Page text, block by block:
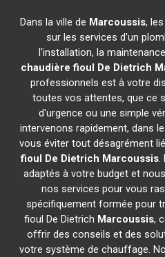
Dans la ville de Marcoussis,
sur les services d'un
l'installation, la
chaudière fioul De Dietrich
professionnels est à votre
toutes vos attentes, que ce
d'urgence ou une simple
intervenons rapidement, dans
vous éviter tout désagrément
fioul De Dietrich Marcoussis.
adaptés à votre budget et
nos services pour vous
spécifiquement formée pour
fioul De Dietrich Marcoussis,
offrir des conseils et des
votre système de chauffage.